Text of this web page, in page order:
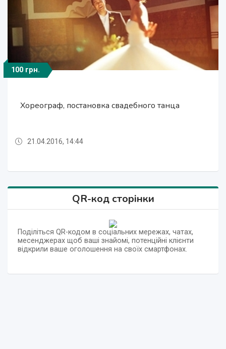
100 грн.
Хореограф, постановка свадебного танца
500 грн.
Ведущий свадебной церемонии, праздника,
банкета, корпоратива
300 грн.
Диджей на торжество
100 грн.
Хореограф, постановка свадебного танца
21.04.2016, 14:44
500 грн.
Ведущий свадебной церемонии, праздника,
банкета, корпоратива
QR-код сторінки
Поділіться QR-кодом в соціальних мережах, чатах,
месенджерах щоб ваші знайомі, потенційні клієнти
відкрили ваше оголошення на своїх смартфонах.